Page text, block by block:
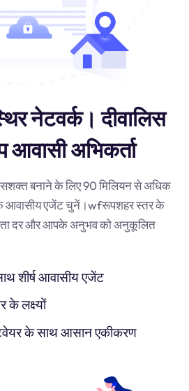
नेटवर्क। दीवालिस
आवासी अभिकर्ता
बनाने के लिए 90 मिलियन से अधिक
आवासीय एजेंट चुनें।wfरूपशहर स्तर के
दर और आपके अनुभव को अनुकूलित
शीर्ष आवासीय एजेंट
के लक्ष्यों
के साथ आसान एकीकरण